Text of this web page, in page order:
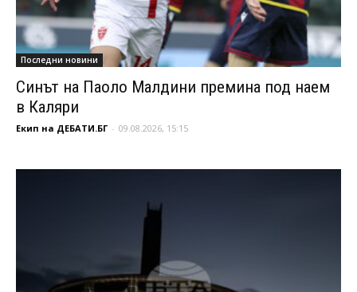
Последни новини
Синът на Паоло Малдини премина под наем
в Каляри
Екип на ДЕБАТИ.БГ - 09.08.2026, 15:15